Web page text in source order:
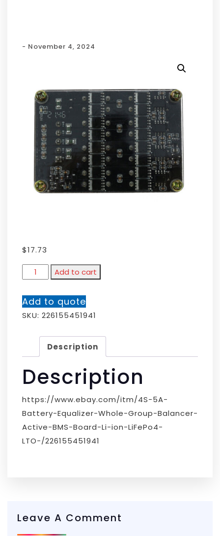
- November 4, 2024
$17.73
Add to cart
Add to quote
SKU: 226155451941
Description
Description
https://www.ebay.com/itm/4S-5A-
Battery-Equalizer-Whole-Group-Balancer-
Active-BMS-Board-Li-ion-LiFePo4-
LTO-/226155451941
Leave A Comment